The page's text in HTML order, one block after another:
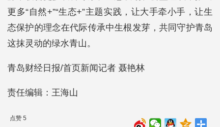
更多“自然+”“生态+”主题实践，让大手牵小手，让生
态保护的理念在代际传承中生根发芽，共同守护青岛
这抹灵动的绿水青山。
青岛财经日报/首页新闻记者 聂艳林
责任编辑：王海山
点赞 5